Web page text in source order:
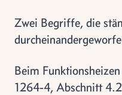
Zwei Begriffe, die
Beim
1264-4, Abschnitt